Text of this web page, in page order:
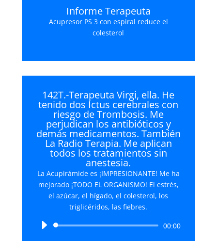
Informe Terapeuta
Acupresor PS 3 con espiral reduce el
colesterol
142T.-Terapeuta Virgi, ella. He
tenido dos Ictus cerebrales con
riesgo de Trombosis. Me
perjudican los antibióticos y
demás medicamentos. También
La Radio Terapia. Me aplican
todos los tratamientos sin
anestesia.
La Acupirámide es ¡IMPRESIONANTE! Me ha
mejorado ¡TODO EL ORGANISMO! El estrés,
el azúcar, el hígado, el colesterol, los
triglicéridos, las fiebres.
Reproductor
00:00